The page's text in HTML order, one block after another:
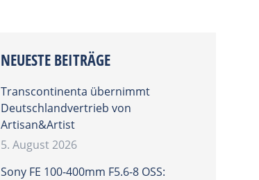
NEUESTE BEITRÄGE
Transcontinenta übernimmt
Deutschlandvertrieb von
Artisan&Artist
5. August 2026
Sony FE 100-400mm F5.6-8 OSS: